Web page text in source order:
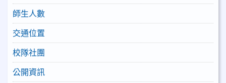
師生人數
交通位置
校隊社團
公開資訊